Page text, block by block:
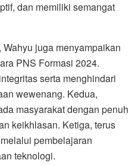
dan memiliki semangat
juga menyampaikan
PNS Formasi 2024.
serta menghindari
wewenang. Kedua,
masyarakat dengan penuh
keikhlasan. Ketiga, terus
pembelajaran
teknologi.